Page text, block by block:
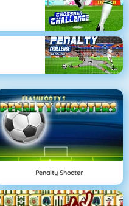
Penalty Shooter